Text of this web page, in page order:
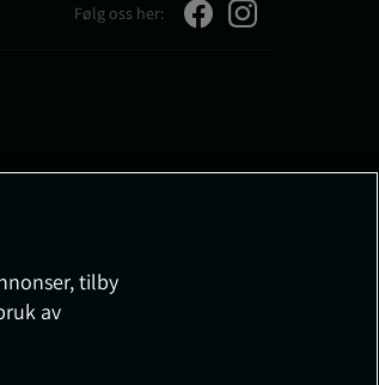
Følg oss her:
tilby
av